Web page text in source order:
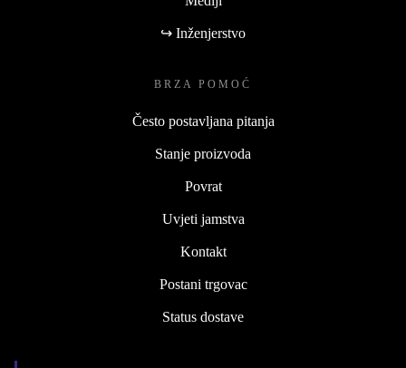
↪ Inženjerstvo
BRZA POMOĆ
Često postavljana pitanja
Stanje proizvoda
Povrat
Uvjeti jamstva
Kontakt
Postani trgovac
Status dostave